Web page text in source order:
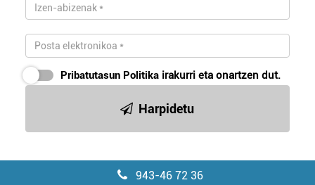
Pribatutasun Politika irakurri eta onartzen dut.
Harpidetu
943-46 72 36